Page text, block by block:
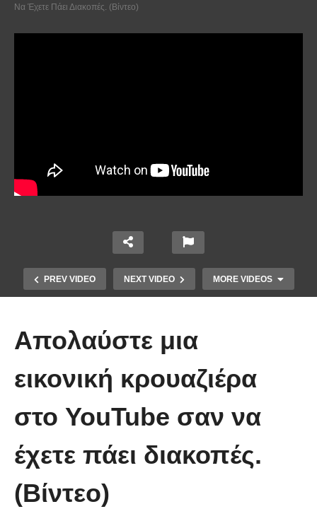
Να Έχετε Πάει Διακοπές. (Βίντεο)
PREV VIDEO NEXT VIDEO MORE VIDEOS
μήκους 50 μέτρων
Απολαύστε μια
εικονική κρουαζιέρα
στο YouTube σαν να
έχετε πάει διακοπές.
(Βίντεο)